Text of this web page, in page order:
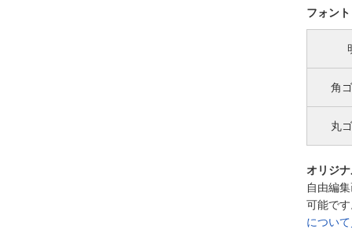
フォン
角
丸
オリジ
自由編
可能で
につい